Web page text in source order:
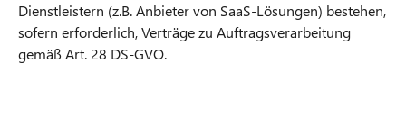
Dienstleistern (z.B. Anbieter von SaaS-Lösungen) bestehen,
sofern erforderlich, Verträge zu Auftragsverarbeitung
gemäß Art. 28 DS-GVO.